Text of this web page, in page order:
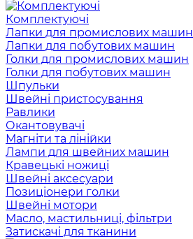
Комплектуючі
Лапки для промислових машин
Лапки для побутових машин
Голки для промислових машин
Голки для побутових машин
Шпульки
Швейні пристосування
Равлики
Окантовувачі
Магніти та лінійки
Лампи для швейних машин
Кравецькі ножиці
Швейні аксесуари
Позиціонери голки
Швейні мотори
Масло, мастильниці, фільтри
Затискачі для тканини